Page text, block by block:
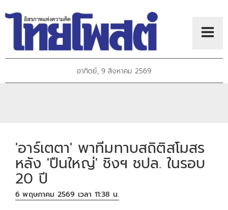
อาทิตย์, 9 สิงหาคม 2569
'อาร์เตตา' พาทีมทาบสถิติสโมสร
หลัง 'ปืนใหญ่' ชิงฯ ชปล. ในรอบ
20 ปี
6 พฤษภาคม 2569 เวลา 11:38 น.